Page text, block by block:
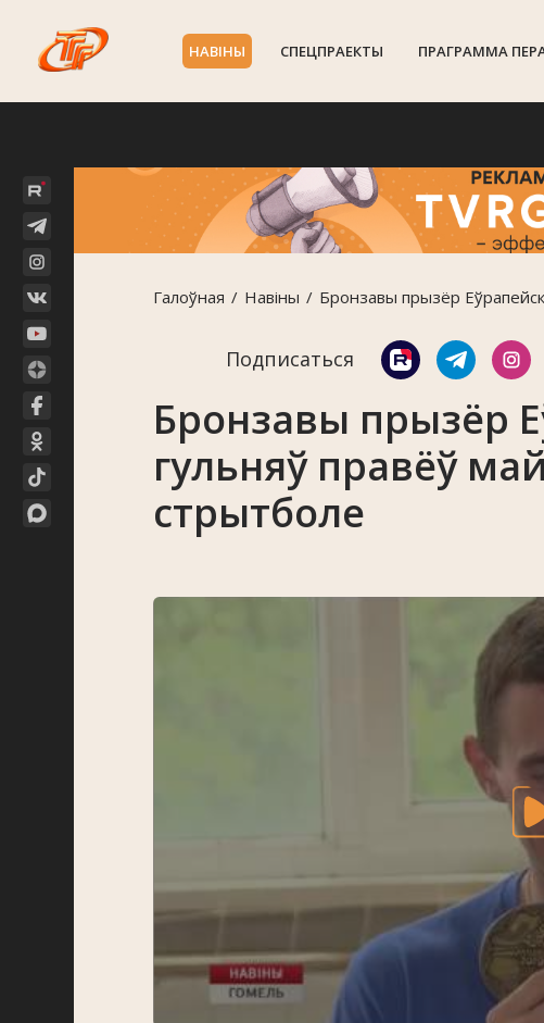
НАВIНЫ СПЕЦПРАЕКТЫ ПРАГРАММА
Галоўная Навiны Бронзавы прызёр
Подписаться
Бронзавы прызёр
гульняў правёў
стрытболе